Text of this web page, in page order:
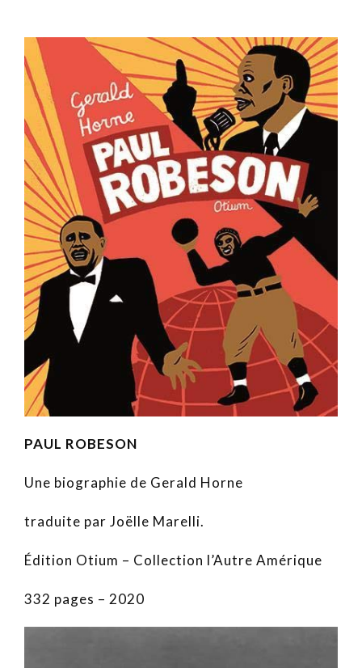
PAUL ROBESON
Une biographie de Gerald Horne
traduite par Joëlle Marelli.
Édition Otium – Collection l’Autre Amérique
332 pages – 2020